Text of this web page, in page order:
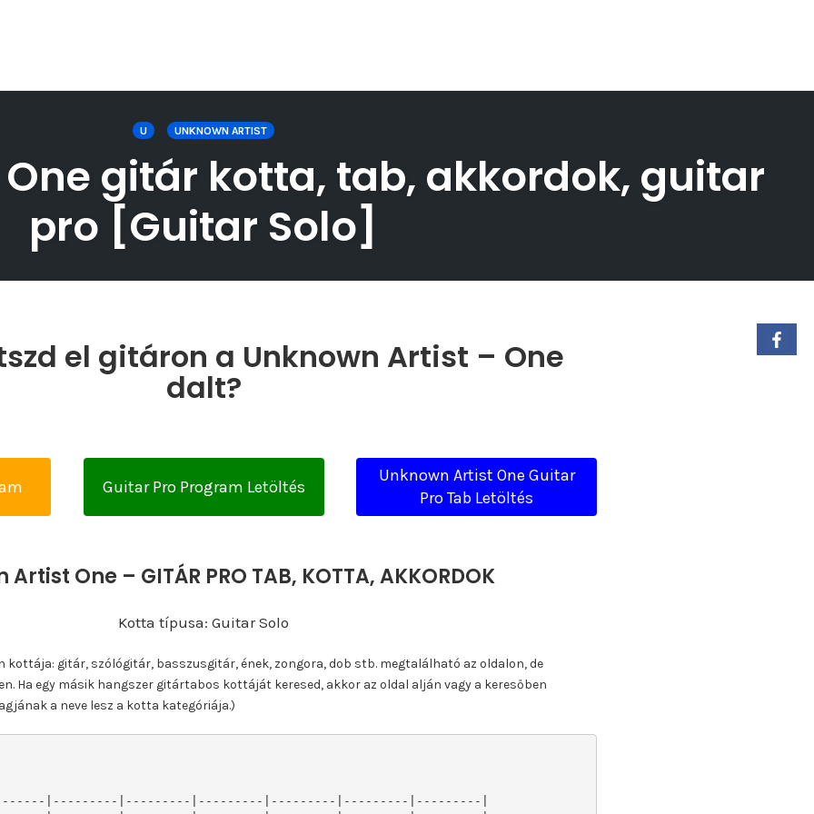
U UNKNOWN ARTIST
gitár kotta, tab, akkordok, guitar
pro [Guitar Solo]
el gitáron a Unknown Artist – One
dalt?
Guitar Pro Program Letöltés
Unknown Artist One Guitar
Pro Tab Letöltés
One – GITÁR PRO TAB, KOTTA, AKKORDOK
Kotta típusa: Guitar Solo
kottája: gitár, szólógitár, basszusgitár, ének, zongora, dob stb. megtalálható az oldalon, de
Ha egy másik hangszer gitártabos kottáját keresed, akkor az oldal alján vagy a keresőben
a neve lesz a kotta kategóriája.)